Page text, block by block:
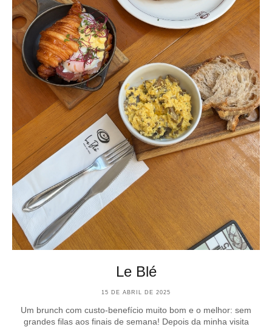
Le Blé
15 DE ABRIL DE 2025
Um brunch com custo-benefício muito bom e o melhor: sem
grandes filas aos finais de semana! Depois da minha visita